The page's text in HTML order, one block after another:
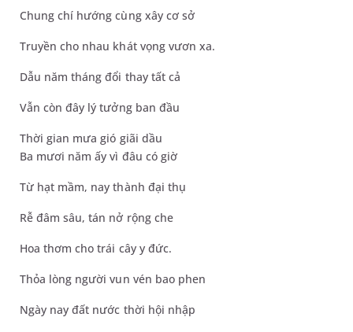
Chung chí hướng cùng xây cơ sở
Truyền cho nhau khát vọng vươn xa.
Dẫu năm tháng đổi thay tất cả
Vẫn còn đây lý tưởng ban đầu
Thời gian mưa gió giãi dầu
Ba mươi năm ấy vì đâu có giờ
Từ hạt mầm, nay thành đại thụ
Rễ đâm sâu, tán nở rộng che
Hoa thơm cho trái cây y đức.
Thỏa lòng người vun vén bao phen
Ngày nay đất nước thời hội nhập